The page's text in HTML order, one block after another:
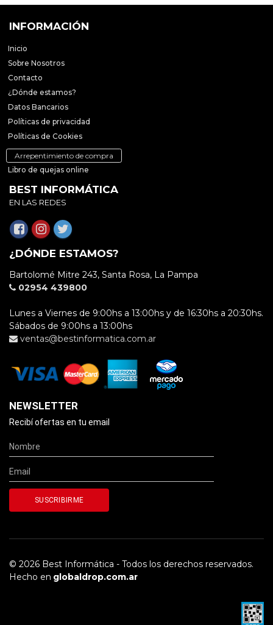
INFORMACIÓN
Inicio
Sobre Nosotros
Contacto
¿Dónde estamos?
Datos Bancarios
Políticas de privacidad
Políticas de Cookies
Arrepentimiento de compra
Libro de quejas online
BEST INFORMÁTICA
EN LAS REDES
¿DÓNDE ESTAMOS?
Bartolomé Mitre 243, Santa Rosa, La Pampa
02954 439800
Lunes a Viernes de 9:00hs a 13:00hs y de 16:30hs a 20:30hs.
Sábados de 9:00hs a 13:00hs
ventas@bestinformatica.com.ar
NEWSLETTER
Recibí ofertas en tu email
© 2026 Best Informática - Todos los derechos reservados.
Hecho en globaldrop.com.ar